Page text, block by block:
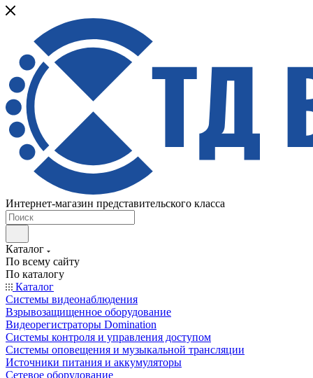
Интернет-магазин представительского класса
Каталог
По всему сайту
По каталогу
Каталог
Системы видеонаблюдения
Взрывозащищенное оборудование
Видеорегистраторы Domination
Системы контроля и управления доступом
Системы оповещения и музыкальной трансляции
Источники питания и аккумуляторы
Сетевое оборудование